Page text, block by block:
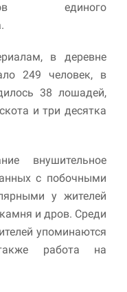
единого
в деревне
249 человек, в
38 лошадей,
и три десятка
внушительное
с побочными
у жителей
и дров. Среди
упоминаются
работа на
и